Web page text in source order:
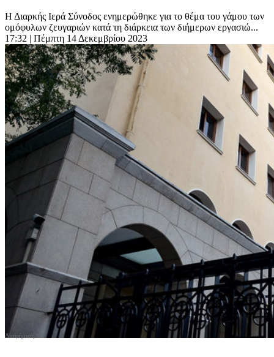
Η Διαρκής Ιερά Σύνοδος ενημερώθηκε για το θέμα του γάμου των
ομόφυλων ζευγαριών κατά τη διάρκεια των διήμερων εργασιώ...
17:32 | Πέμπτη 14 Δεκεμβρίου 2023